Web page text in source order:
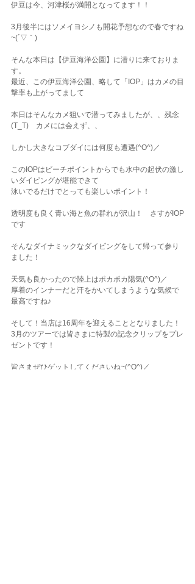
伊豆は今、河津桜が満開となってます！！
3月後半にはソメイヨシノも開花予想なので春ですね
~(´▽｀)
そんな本日は【伊豆海洋公園】に潜りに来ておりま
す。
最近、この伊豆海洋公園、略して「IOP」はカメの目
撃率も上がってまして
本日はそんなカメ狙いで潜ってみましたが、、残念
(T_T)　カメには会えず、、
しかし大きなコブダイには何度も遭遇(^O^)／
このIOPはビーチポイントからでも水中の起伏の激し
いダイビングが堪能できて
泳いでるだけでとっても楽しいポイント！
透明度も良く青い海と魚の群れが沢山！　さすがIOP
です
そんなダイナミックなダイビングをして帰って参り
ました！
天気も良かったので陸上はポカポカ陽気(^O^)／
厚着のインナーだと汗をかいてしまうような気候で
最高ですね♪
そして！当店は16周年を迎えることとなりました！
3月のツアーでは皆さまに特製の記念クリップをプレ
ゼントです！
皆さまぜひゲットしてくださいね~(^O^)／